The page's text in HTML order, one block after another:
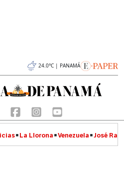
24.0°C | PANAMÁ
La Llorona Venezuela José